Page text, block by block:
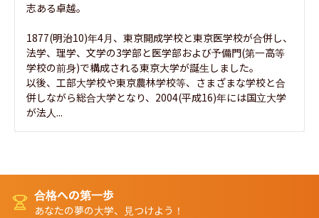
志ある卓越。
1877(明治10)年4月、東京開成学校と東京医学校が合併し、
法学、理学、文学の3学部と医学部および予備門(第一高等
学校の前身)で構成される東京大学が誕生しました。
以後、工部大学校や東京農林学校等、さまざまな学校と合
併しながら総合大学となり、2004(平成16)年には国立大学
が法人...
合格への第一歩
あなたの夢の大学、見つけよう！